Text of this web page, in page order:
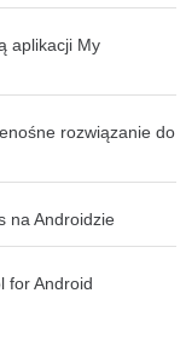
aplikacji My
rozwiązanie do
na Androidzie
for Android